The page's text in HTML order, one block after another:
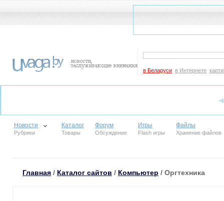
в Беларуси в Интернете
Новости
Рубрики
Каталог
Товары
Форум
Обсуждение
Игры
Flash игры
Файлы
Хранение файлов
Главная / Каталог сайтов / Компьютер / Оргтехника